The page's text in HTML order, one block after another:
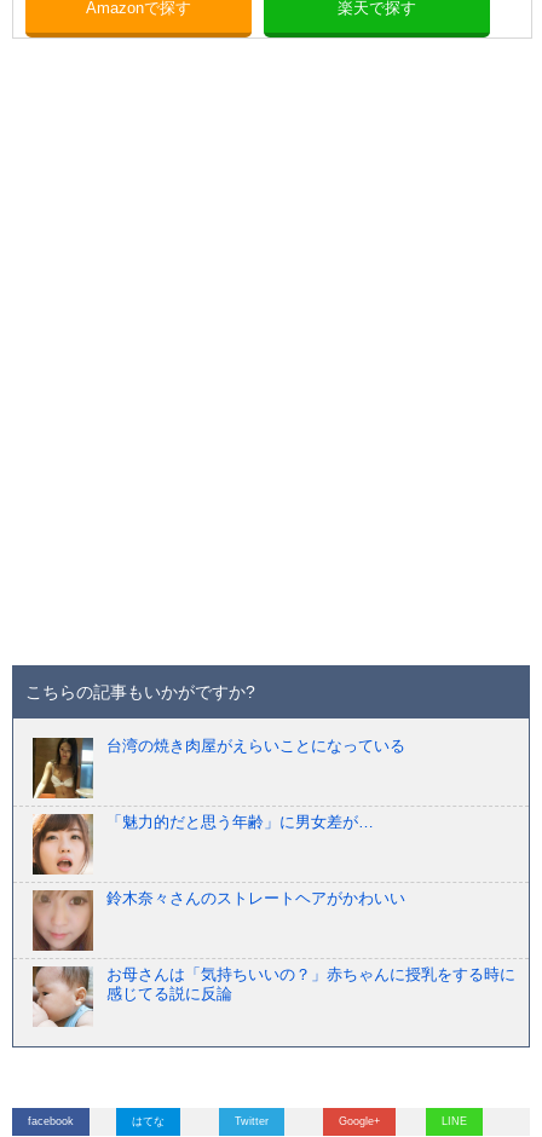
Amazonで探す 楽天で探す
こちらの記事もいかがですか?
台湾の焼き肉屋がえらいことになっている
「魅力的だと思う年齢」に男女差が…
鈴木奈々さんのストレートヘアがかわいい
お母さんは「気持ちいいの？」赤ちゃんに授乳をする時に
感じてる説に反論
facebook はてな Twitter Google+ LINE